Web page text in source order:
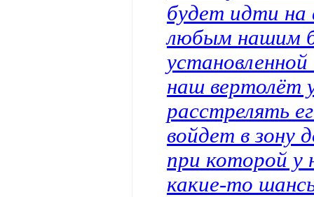
будет идти на
любым нашим
наш вертолёт
расстрелять
войдет в зону
при которой у
какие-то